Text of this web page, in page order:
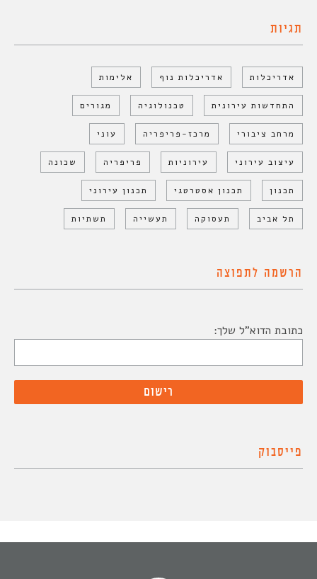
תגיות
אדריכלות אדריכלות נוף אלימות
התחדשות עירונית טכנולוגיה מגורים
מרחב ציבורי מרכז-פריפריה עוני
עיצוב עירוני עירוניות פריפריה שכונה
תכנון תכנון אסטרטגי תכנון עירוני
תל אביב תעסוקה תעשייה תשתיות
הרשמה לתפוצה
כתובת הדוא"ל שלך:
פייסבוק